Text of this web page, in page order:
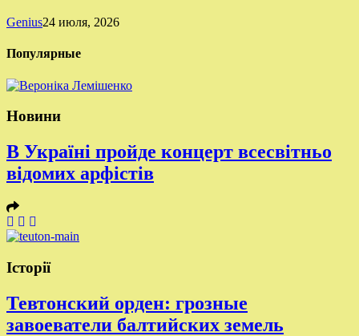
Genius24 июля, 2026
Популярные
Новини
В Україні пройде концерт всесвітньо
відомих арфістів
Історії
Тевтонский орден: грозные
завоеватели балтийских земель